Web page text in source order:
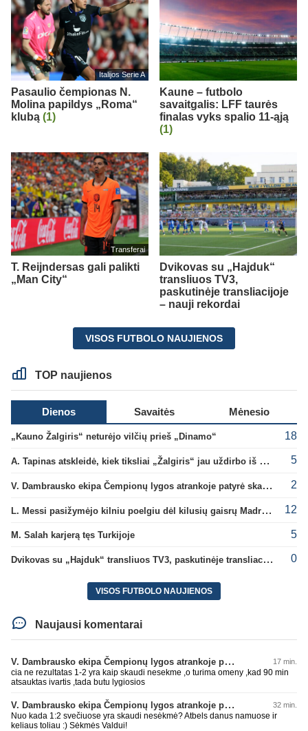
Italijos Serie A
Pasaulio čempionas N.
Molina papildys „Roma“
klubą (1)
Kaune – futbolo
savaitgalis: LFF taurės
finalas vyks spalio 11-ąją
(1)
Transferai
T. Reijndersas gali palikti
„Man City“
Dvikovas su „Hajduk“
transliuos TV3,
paskutinėje transliacijoje
– nauji rekordai
VISOS FUTBOLO NAUJIENOS
TOP naujienos
Dienos Savaitės Mėnesio
„Kauno Žalgiris“ neturėjo vilčių prieš „Dinamo“ 18
A. Tapinas atskleidė, kiek tiksliai „Žalgiris“ jau uždirbo iš UEFA premijų 5
V. Dambrausko ekipa Čempionų lygos atrankoje patyrė skaudžią nesėkmę 2
L. Messi pasižymėjo kilniu poelgiu dėl kilusių gaisrų Madride 12
M. Salah karjerą tęs Turkijoje 5
Dvikovas su „Hajduk“ transliuos TV3, paskutinėje transliacijoje – nauji rekordai 0
VISOS FUTBOLO NAUJIENOS
Naujausi komentarai
V. Dambrausko ekipa Čempionų lygos atrankoje patyrė skaudžią nesėkmę 17 min.
cia ne rezultatas 1-2 yra kaip skaudi nesekme ,o turima omeny ,kad 90 min
atsauktas ivartis ,tada butu lygiosios
V. Dambrausko ekipa Čempionų lygos atrankoje patyrė skaudžią nesėkmę 32 min.
Nuo kada 1:2 svečiuose yra skaudi nesėkmė? Atbels danus namuose ir
keliaus toliau :) Sėkmės Valdui!